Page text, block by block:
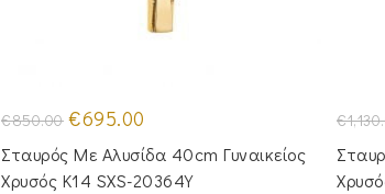
€850.00 Original
price
was:
€850.00.
€695.00
τιμή
είναι:
€695.00.
Σταυρός Με Αλυσίδα 40cm Γυναικείος
Χρυσός Κ14 SXS-20364Y
€